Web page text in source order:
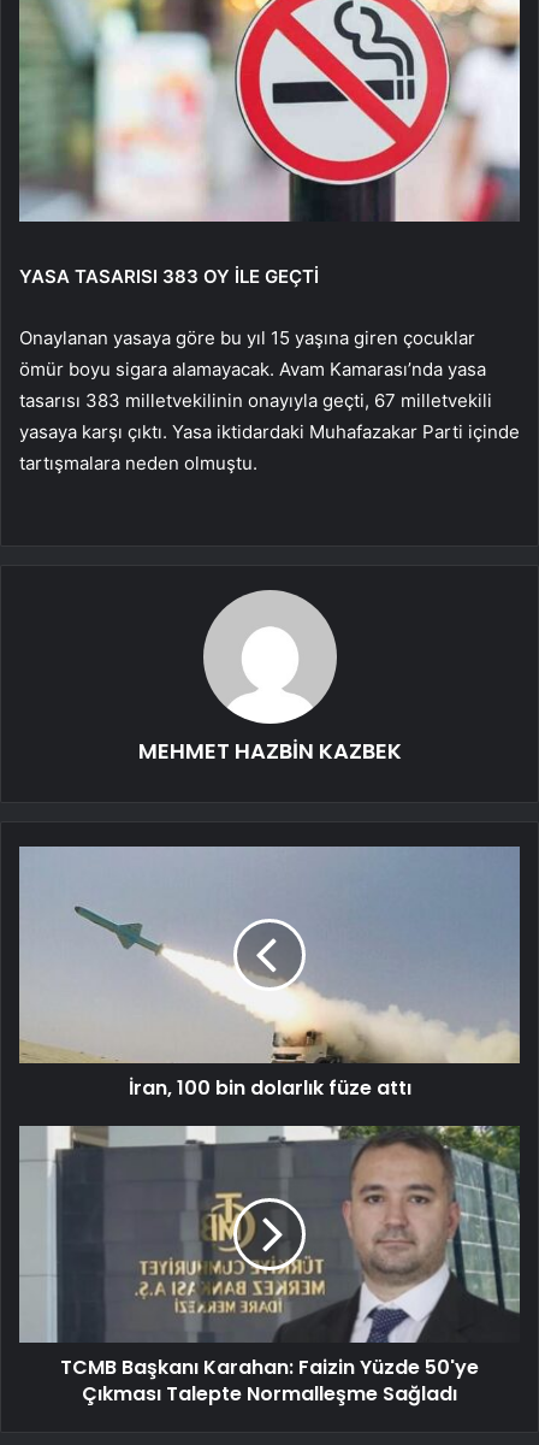
YASA TASARISI 383 OY İLE GEÇTİ
Onaylanan yasaya göre bu yıl 15 yaşına giren çocuklar
ömür boyu sigara alamayacak. Avam Kamarası’nda yasa
tasarısı 383 milletvekilinin onayıyla geçti, 67 milletvekili
yasaya karşı çıktı. Yasa iktidardaki Muhafazakar Parti içinde
tartışmalara neden olmuştu.
MEHMET HAZBİN KAZBEK
İran, 100 bin dolarlık füze attı
TCMB Başkanı Karahan: Faizin Yüzde 50'ye
Çıkması Talepte Normalleşme Sağladı